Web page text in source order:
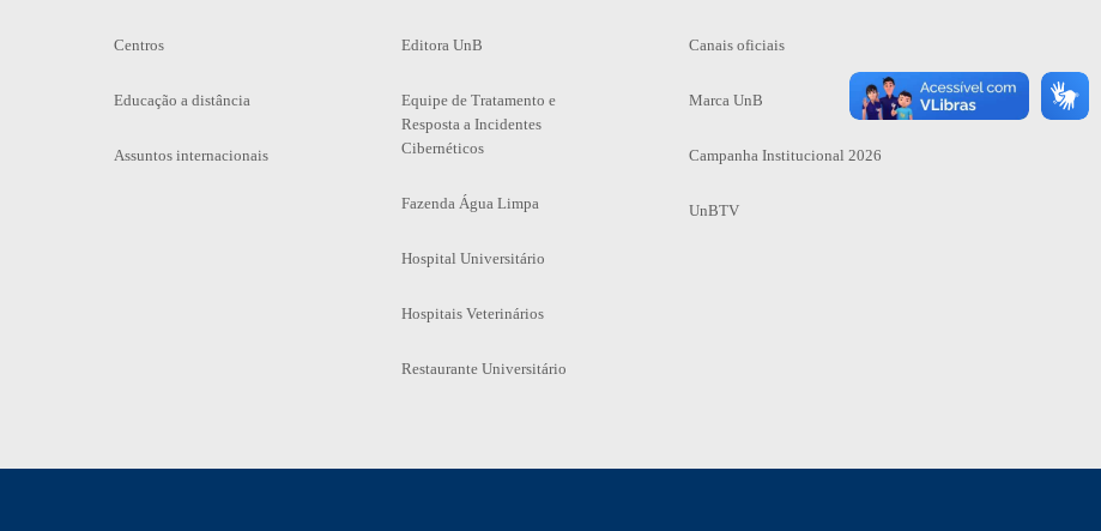
Centros
Educação a distância
Assuntos internacionais
Editora UnB
Equipe de Tratamento e
Resposta a Incidentes
Cibernéticos
Fazenda Água Limpa
Hospital Universitário
Hospitais Veterinários
Restaurante Universitário
Canais oficiais
Marca UnB
Campanha Institucional 2026
UnBTV